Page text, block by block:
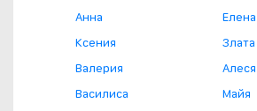
Анна
Ксения
Валерия
Василиса
Елена
Злата
Алеся
Майя